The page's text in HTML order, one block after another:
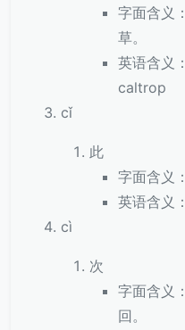
字面含义
草。
英语含义
caltrop
cǐ
此
字面含义
英语含义
cì
次
字面含义
回。